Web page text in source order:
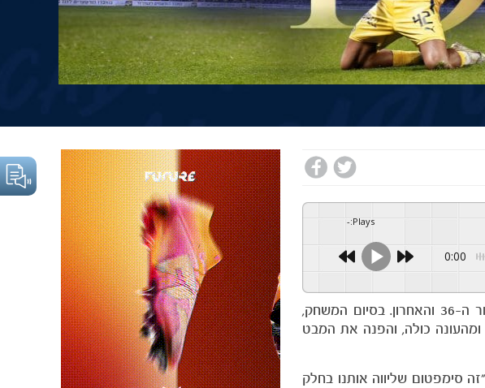
Plays
:
-
0:00
מכבי תל אביב סיימה את עונת 2025/26 בליגת Winner בתיקו 2:2 מול הפועל פתח תקווה במחזור ה-36 והאחרון. בסיום המשחק,
כולה, והפנה את המבט
סימפטום שליווה אותנו בחלק